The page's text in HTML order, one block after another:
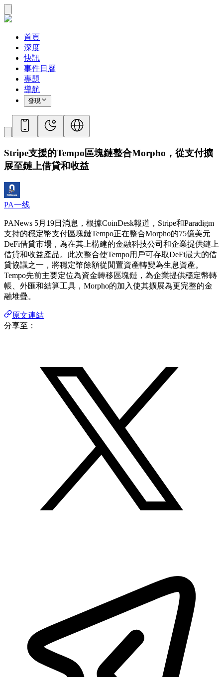
首頁
深度
快訊
事件日曆
專題
導航
發現
Stripe支援的Tempo區塊鏈整合Morpho，從支付擴
展至鏈上借貸和收益
PA一线
PANews 5月19日消息，根據CoinDesk報道，Stripe和Paradigm
支持的穩定幣支付區塊鏈Tempo正在整合Morpho的75億美元
DeFi借貸市場，為在其上構建的金融科技公司和企業提供鏈上
借貸和收益產品。此次整合使Tempo用戶可存取DeFi最大的借
貸協議之一，將穩定幣餘額從閒置資產轉變為生息資產。
Tempo先前主要定位為資金轉移區塊鏈，為企業提供穩定幣轉
帳、外匯和結算工具，Morpho的加入使其擴展為更完整的金
融堆疊。
原文連結
分享至：